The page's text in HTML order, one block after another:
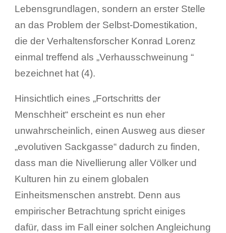
Lebensgrundlagen, sondern an erster Stelle
an das Problem der Selbst-Domestikation,
die der Verhaltensforscher Konrad Lorenz
einmal treffend als „Verhausschweinung “
bezeichnet hat (4).
Hinsichtlich eines „Fortschritts der
Menschheit“ erscheint es nun eher
unwahrscheinlich, einen Ausweg aus dieser
„evolutiven Sackgasse“ dadurch zu finden,
dass man die Nivellierung aller Völker und
Kulturen hin zu einem globalen
Einheitsmenschen anstrebt. Denn aus
empirischer Betrachtung spricht einiges
dafür, dass im Fall einer solchen Angleichung